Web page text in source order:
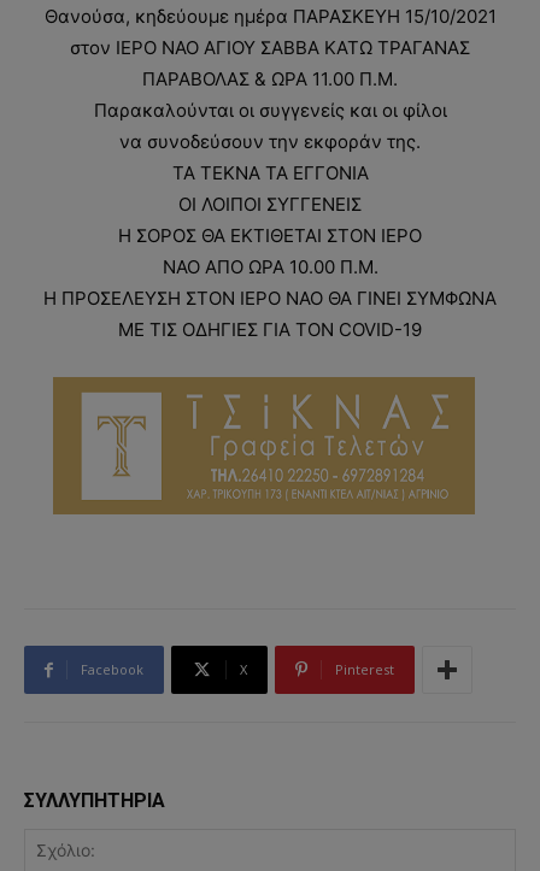
Θανούσα, κηδεύουμε ημέρα ΠΑΡΑΣΚΕΥΗ 15/10/2021
στον ΙΕΡΟ ΝΑΟ ΑΓΙΟΥ ΣΑΒΒΑ ΚΑΤΩ ΤΡΑΓΑΝΑΣ
ΠΑΡΑΒΟΛΑΣ & ΩΡΑ 11.00 Π.Μ.
Παρακαλούνται οι συγγενείς και οι φίλοι
να συνοδεύσουν την εκφοράν της.
ΤΑ ΤΕΚΝΑ ΤΑ ΕΓΓΟΝΙΑ
ΟΙ ΛΟΙΠΟΙ ΣΥΓΓΕΝΕΙΣ
Η ΣΟΡΟΣ ΘΑ ΕΚΤΙΘΕΤΑΙ ΣΤΟΝ ΙΕΡΟ
ΝΑΟ ΑΠΟ ΩΡΑ 10.00 Π.Μ.
Η ΠΡΟΣΕΛΕΥΣΗ ΣΤΟΝ ΙΕΡΟ ΝΑΟ ΘΑ ΓΙΝΕΙ ΣΥΜΦΩΝΑ
ΜΕ ΤΙΣ ΟΔΗΓΙΕΣ ΓΙΑ ΤΟΝ COVID-19
Facebook X Pinterest
ΣΥΛΛΥΠΗΤΗΡΙΑ